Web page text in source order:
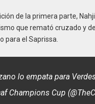
de la primera parte,
que remató cruzado y
para el Saprissa.
lo empata para
Champions Cup